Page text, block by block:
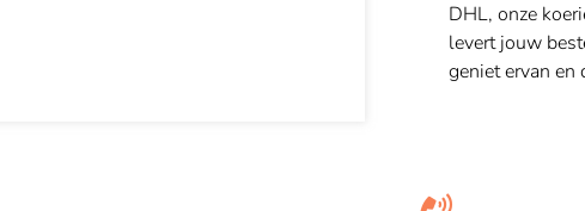
DHL, onze
levert jouw
geniet ervan en